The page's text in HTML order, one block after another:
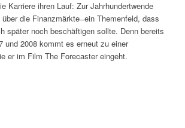
Karriere ihren Lauf: Zur Jahrhundertwende
die Finanzmärkte ̶ ein Themenfeld, dass
später noch beschäftigen sollte. Denn bereits
und 2008 kommt es erneut zu einer
er im Film The Forecaster eingeht.